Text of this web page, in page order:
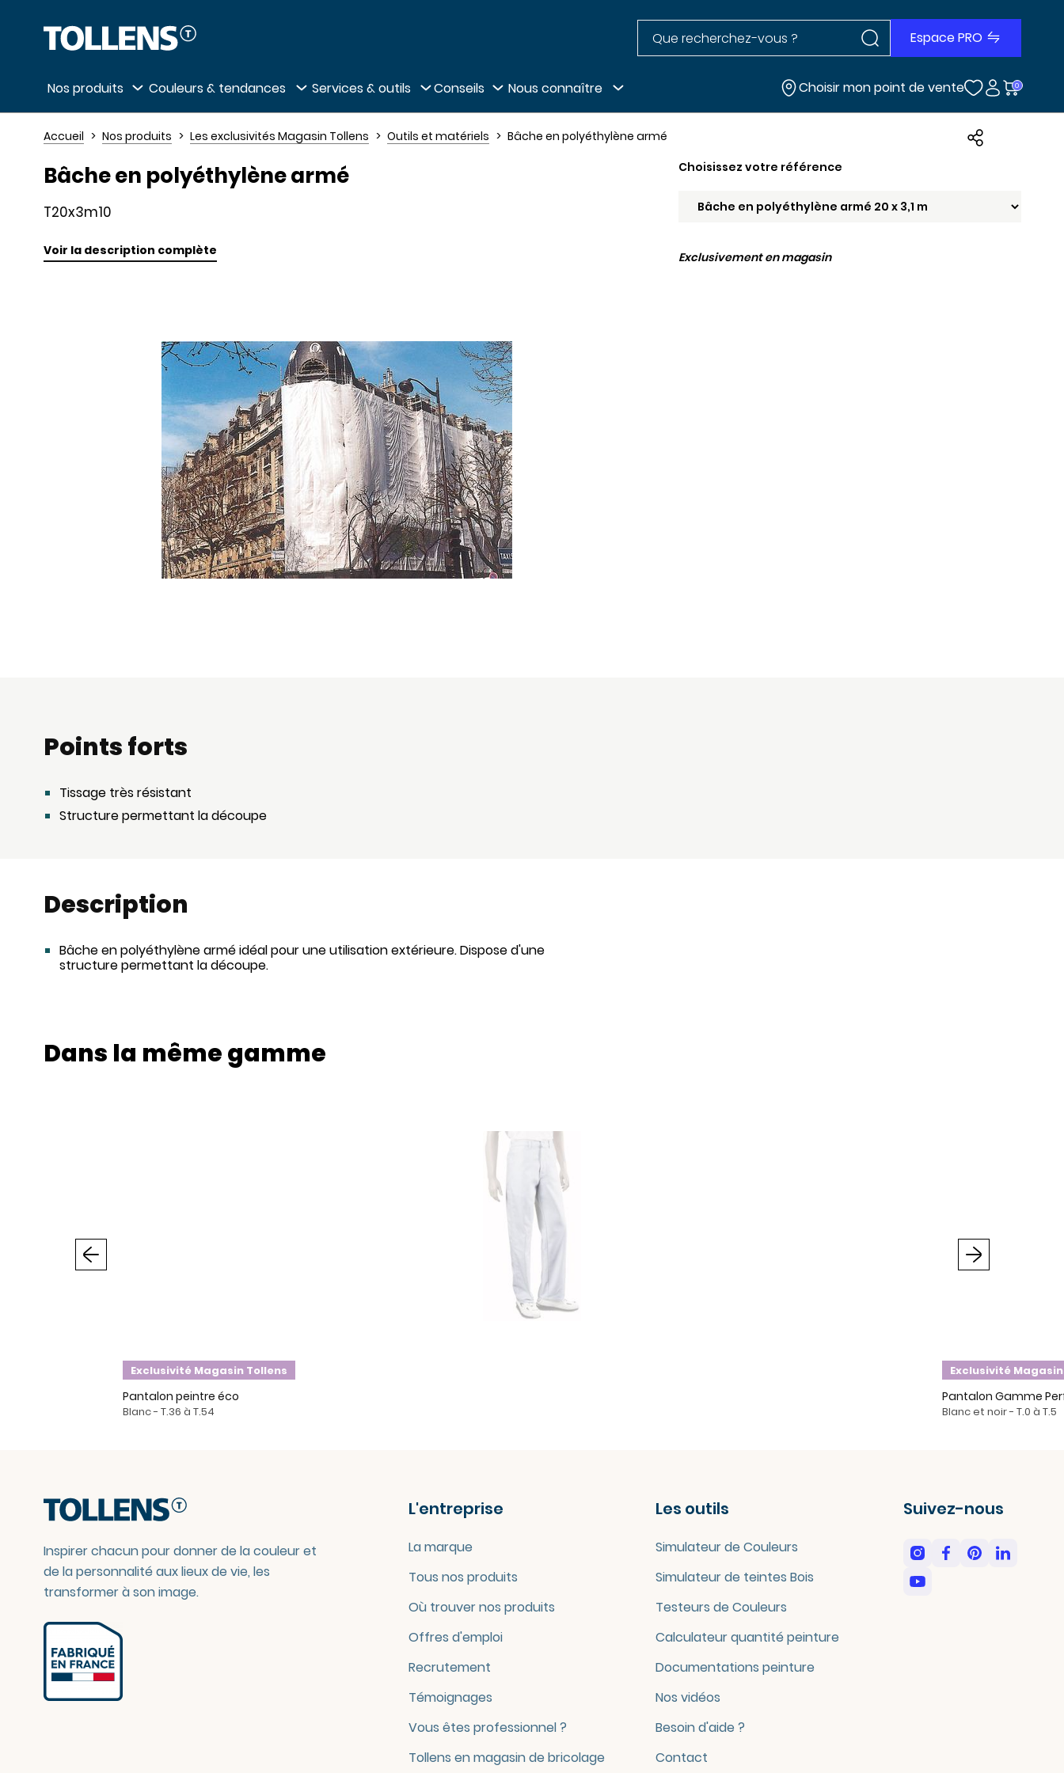
Passer la liste des magasins et aller au pied de page Rechercher dans le site Rechercher dans le site
Espace PRO
Nos produits Couleurs & tendances Services & outils Conseils Nous connaître Choisir mon point de vente 0
Accueil Nos produits Les exclusivités Magasin Tollens Outils et matériels Bâche en polyéthylène armé
Bâche en polyéthylène armé
T20x3m10
Voir la description complète
Choisissez votre référence
Exclusivement en magasin
Points forts
Tissage très résistant
Structure permettant la découpe
Description
Bâche en polyéthylène armé idéal pour une utilisation extérieure. Dispose d'une
structure permettant la découpe.
Dans la même gamme
Exclusivité Magasin Tollens
Pantalon peintre éco
Blanc - T.36 à T.54
Exclusivité
Pantalon Gamme
Blanc et noir - T.0 à T.5
Inspirer chacun pour donner de la couleur et
de la personnalité aux lieux de vie, les
transformer à son image.
L'entreprise
La marque
Tous nos produits
Où trouver nos produits
Offres d'emploi
Recrutement
Témoignages
Vous êtes professionnel ?
Tollens en magasin de bricolage
Les outils
Simulateur de Couleurs
Simulateur de teintes Bois
Testeurs de Couleurs
Calculateur quantité peinture
Documentations peinture
Nos vidéos
Besoin d'aide ?
Contact
Suivez-nous